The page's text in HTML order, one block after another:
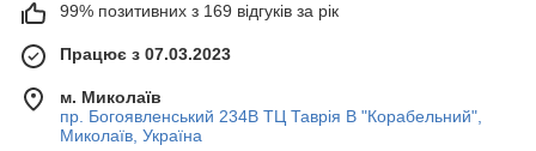
99% позитивних з 169 відгуків за рік
Працює з 07.03.2023
м. Миколаїв
пр. Богоявленський 234В ТЦ Таврія В "Корабельний",
Миколаїв, Україна